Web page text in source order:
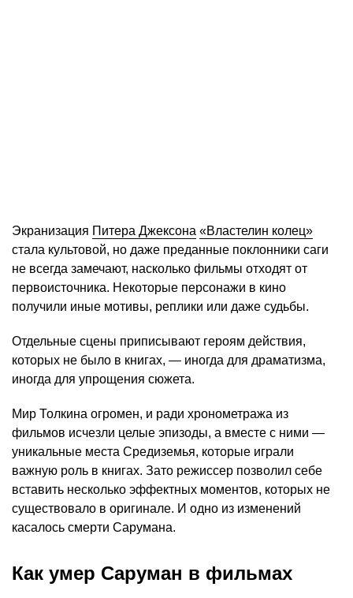
Экранизация Питера Джексона «Властелин колец»
стала культовой, но даже преданные поклонники саги
не всегда замечают, насколько фильмы отходят от
первоисточника. Некоторые персонажи в кино
получили иные мотивы, реплики или даже судьбы.
Отдельные сцены приписывают героям действия,
которых не было в книгах, — иногда для драматизма,
иногда для упрощения сюжета.
Мир Толкина огромен, и ради хронометража из
фильмов исчезли целые эпизоды, а вместе с ними —
уникальные места Средиземья, которые играли
важную роль в книгах. Зато режиссер позволил себе
вставить несколько эффектных моментов, которых не
существовало в оригинале. И одно из изменений
касалось смерти Сарумана.
Как умер Саруман в фильмах